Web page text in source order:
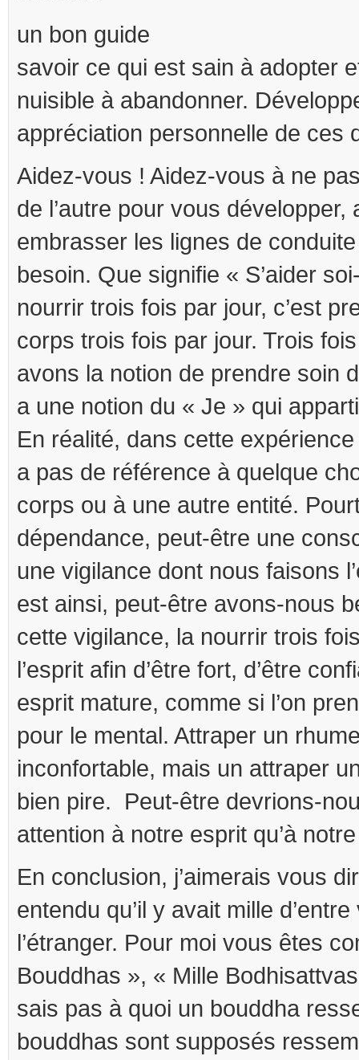
un bon guide
savoir ce qui est sain à adopter
nuisible à abandonner.
appréciation personnelle de ces
Aidez-vous ! Aidez-vous à ne
de l’autre pour vous développer,
embrasser les lignes de
besoin. Que signifie « S’aider
nourrir trois fois par jour, c’est
corps trois fois par jour. Trois
avons la notion de prendre soin
a une notion du « Je » qui
En réalité, dans cette expérience
a pas de référence à quelque
corps ou à une autre entité.
dépendance, peut-être une
une vigilance dont nous faisons
est ainsi, peut-être avons-nous
cette vigilance, la nourrir trois
l’esprit afin d’être fort, d’être
esprit mature, comme si l’on
pour le mental. Attraper un
inconfortable, mais un attraper
bien pire. Peut-être devrions-
attention à notre esprit qu’à
En conclusion, j’aimerais vous
entendu qu’il y avait mille
l’étranger. Pour moi vous êtes
Bouddhas », « Mille
sais pas à quoi un bouddha
bouddhas sont supposés